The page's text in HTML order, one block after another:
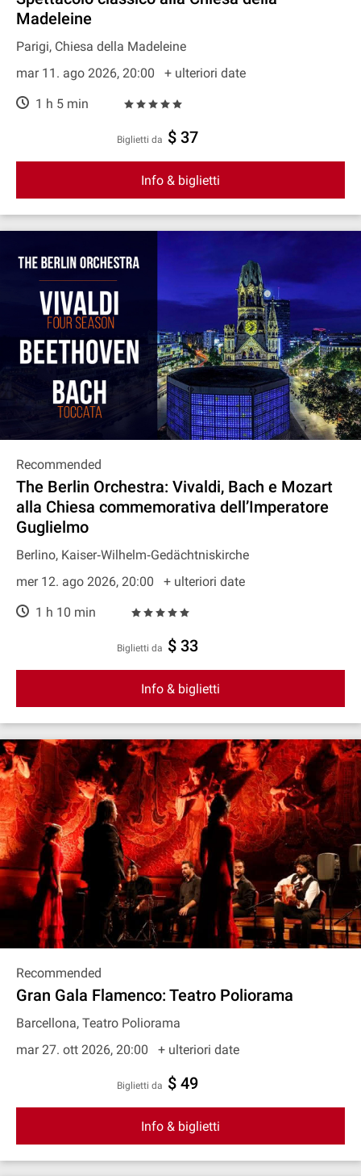
Madeleine
Parigi, Chiesa della Madeleine
mar 11. ago 2026, 20:00
+ ulteriori date
1 h 5 min
Biglietti da $ 37
Info & biglietti
Recommended
The Berlin Orchestra: Vivaldi, Bach e Mozart
alla Chiesa commemorativa dell’Imperatore
Guglielmo
Berlino, Kaiser‐Wilhelm‐Gedächtniskirche
mer 12. ago 2026, 20:00
+ ulteriori date
1 h 10 min
Biglietti da $ 33
Info & biglietti
Recommended
Gran Gala Flamenco: Teatro Poliorama
Barcellona, Teatro Poliorama
mar 27. ott 2026, 20:00
+ ulteriori date
Biglietti da $ 49
Info & biglietti